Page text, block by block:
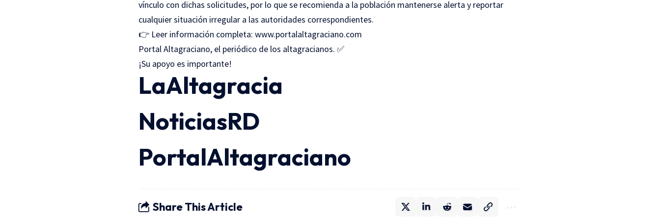
vínculo con dichas solicitudes, por lo que se recomienda a la población mantenerse alerta y reportar
cualquier situación irregular a las autoridades correspondientes.
👉 Leer información completa: www.portalaltagraciano.com
Portal Altagraciano, el periódico de los altagracianos. ✅
¡Su apoyo es importante!
LaAltagracia
NoticiasRD
PortalAltagraciano
Share This Article